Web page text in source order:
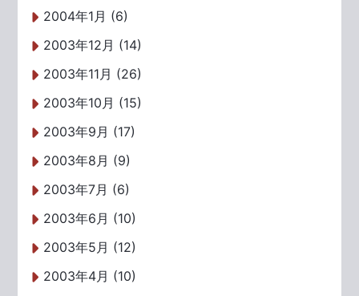
2004年1月 (6)
2003年12月 (14)
2003年11月 (26)
2003年10月 (15)
2003年9月 (17)
2003年8月 (9)
2003年7月 (6)
2003年6月 (10)
2003年5月 (12)
2003年4月 (10)